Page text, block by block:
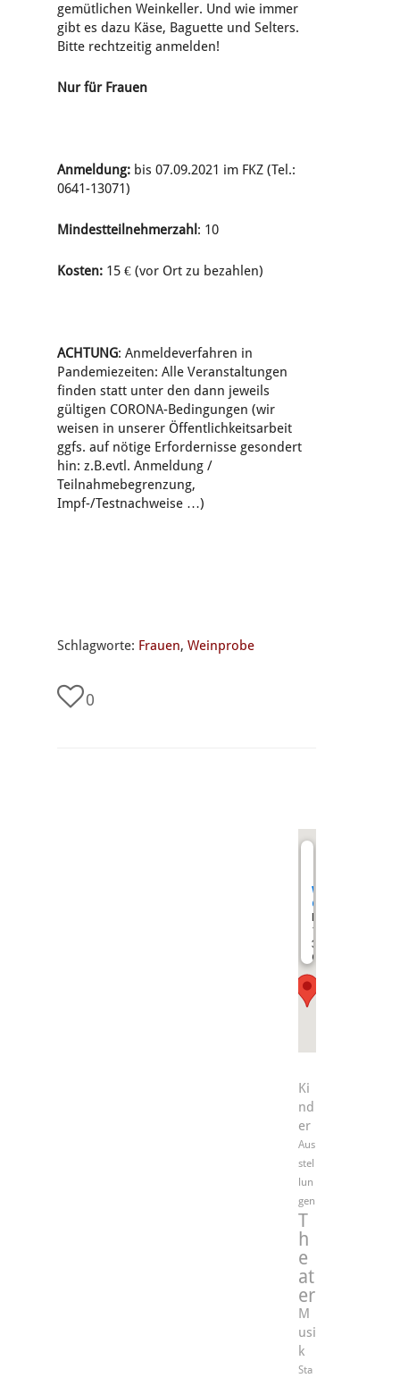
gemütlichen Weinkeller. Und wie immer
gibt es dazu Käse, Baguette und Selters.
Bitte rechtzeitig anmelden!
Nur für Frauen
Anmeldung: bis 07.09.2021 im FKZ (Tel.:
0641-13071)
Mindestteilnehmerzahl : 10
Kosten: 15 € (vor Ort zu bezahlen)
ACHTUNG: Anmeldeverfahren in
Pandemiezeiten: Alle Veranstaltungen
finden statt unter den dann jeweils
gültigen CORONA-Bedingungen (wir
weisen in unserer Öffentlichkeitsarbeit
ggfs. auf nötige Erfordernisse gesondert
hin: z.B.evtl. Anmeldung /
Teilnahmebegrenzung,
Impf-/Testnachweise …)
Schlagworte: Frauen, Weinprobe
0
Weinimport
Göbel
Moltkestr.
12
35390
Gießen
Ki
nd
er
Aus
stel
lun
gen
T
h
e
at
er
M
usi
k
Sta